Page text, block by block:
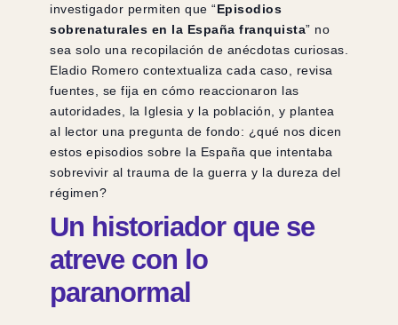
investigador permiten que “Episodios
sobrenaturales en la España franquista” no
sea solo una recopilación de anécdotas curiosas.
Eladio Romero contextualiza cada caso, revisa
fuentes, se fija en cómo reaccionaron las
autoridades, la Iglesia y la población, y plantea
al lector una pregunta de fondo: ¿qué nos dicen
estos episodios sobre la España que intentaba
sobrevivir al trauma de la guerra y la dureza del
régimen?
Un historiador que se
atreve con lo
paranormal